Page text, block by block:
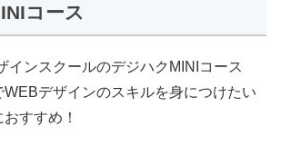
コース
インスクールのデジハクMINIコース
デザインのスキルを身につけたい
すすめ！